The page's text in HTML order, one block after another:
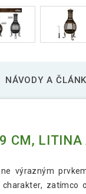
NÁVODY A
CM, LITINA
výrazným